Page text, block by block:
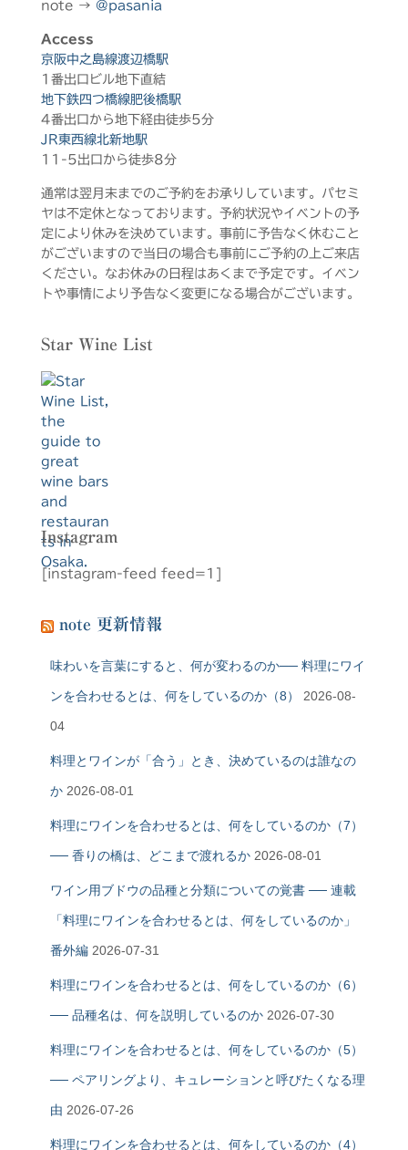
note → @pasania
Access
京阪中之島線渡辺橋駅
1番出口ビル地下直結
地下鉄四つ橋線肥後橋駅
4番出口から地下経由徒歩5分
JR東西線北新地駅
11-5出口から徒歩8分
通常は翌月末までのご予約をお承りしています。パセミ
ヤは不定休となっております。予約状況やイベントの予
定により休みを決めています。事前に予告なく休むこと
がございますので当日の場合も事前にご予約の上ご来店
ください。なお休みの日程はあくまで予定です。イベン
トや事情により予告なく変更になる場合がございます。
Star Wine List
Instagram
[instagram-feed feed=1]
note 更新情報
味わいを言葉にすると、何が変わるのか── 料理にワイ
ンを合わせるとは、何をしているのか（8） 2026-08-
04
料理とワインが「合う」とき、決めているのは誰なの
か 2026-08-01
料理にワインを合わせるとは、何をしているのか（7）
── 香りの橋は、どこまで渡れるか 2026-08-01
ワイン用ブドウの品種と分類についての覚書 ── 連載
「料理にワインを合わせるとは、何をしているのか」
番外編 2026-07-31
料理にワインを合わせるとは、何をしているのか（6）
── 品種名は、何を説明しているのか 2026-07-30
料理にワインを合わせるとは、何をしているのか（5）
── ペアリングより、キュレーションと呼びたくなる理
由 2026-07-26
料理にワインを合わせるとは、何をしているのか（4）